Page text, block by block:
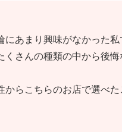
あまり興味がなかった
さんの種類の中から後悔
らこちらのお店で選べた